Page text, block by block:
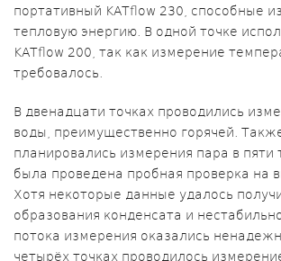
портативный KATflow 230, способные
тепловую энергию. В одной точке
KATflow 200, так как измерение
требовалось.
В двенадцати точках проводились
воды, преимущественно горячей.
планировались измерения пара в пяти
была проведена пробная проверка на
Хотя некоторые данные удалось
образования конденсата и
потока измерения оказались
четырёх точках проводилось